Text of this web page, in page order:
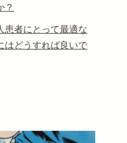
？
患者にとって最適な
はどうすれば良いで